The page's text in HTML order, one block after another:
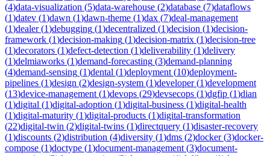
(4)data-visualization (5)data-warehouse (2)database (7)dataflows
(1)datev (1)dawn (1)dawn-theme (1)dax (7)deal-management
(1)dealer(1)debugging (1)decentralized (1)decision (1)decision-
framework (1)decision-making (1)decision-matrix (1)decision-tree
(1)decorators (1)defect-detection (1)deliverability (1)delivery
(1)delmiaworks (1)demand-forecasting (3)demand-planning
(4)demand-sensing (1)dental (1)deployment (10)deployment-
pipelines (1)design (2)design-system (1)developer(1)development
(13)device-management (1)devops (29)devsecops (1)dgfip (1)dian
(1)digital (1)digital-adoption (1)digital-business (1)digital-health
(1)digital-maturity (1)digital-products (1)digital-transformation
(22)digital-twin (2)digital-twins (1)directquery (1)disaster-recovery
(1)discounts (2)distribution (4)diversity (1)dms (2)docker(3)docker-
compose (1)doctype (1)document-management (3)document-